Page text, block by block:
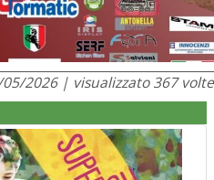
2026 | visualizzato 367 volte